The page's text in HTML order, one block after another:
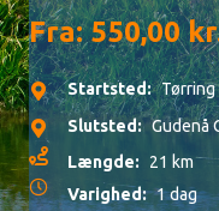
Fra:550,00
Startsted: Tørring
Slutsted: Gudenå
Længde:
21 km
Varighed: 1 dag